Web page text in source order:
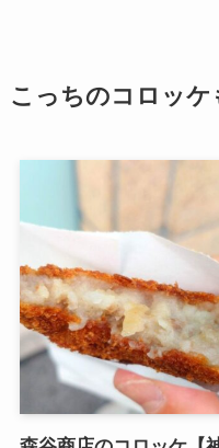
こっちのコロッケ